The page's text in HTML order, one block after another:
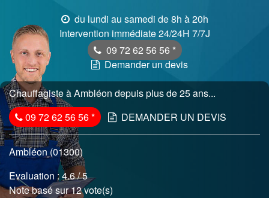
du lundi au samedi de 8h à 20h
Intervention immédiate 24/24H 7/7J
09 72 62 56 56 *
Demander un devis
Chauffagiste à Ambléon depuis plus de 25 ans...
09 72 62 56 56* DEMANDER UN DEVIS
Ambléon (01300)
Evaluation :4.6/ 5
Note basé sur 12 vote(s)